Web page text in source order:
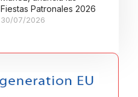
Fiestas Patronales 2026
30/07/2026